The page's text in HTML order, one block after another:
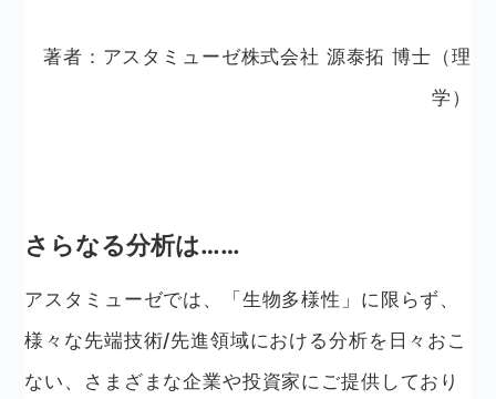
著者：アスタミューゼ株式会社 源泰拓 博士（理
学）
さらなる分析は……
アスタミューゼでは、「生物多様性」に限らず、
様々な先端技術/先進領域における分析を日々おこ
ない、さまざまな企業や投資家にご提供しており